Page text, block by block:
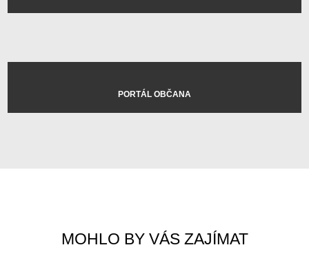
PORTÁL OBČANA
MOHLO BY VÁS ZAJÍMAT